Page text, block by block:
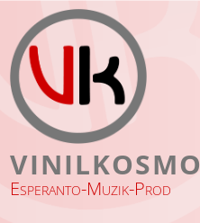
VINILKOSMO
Esperanto-Muzik-Prod